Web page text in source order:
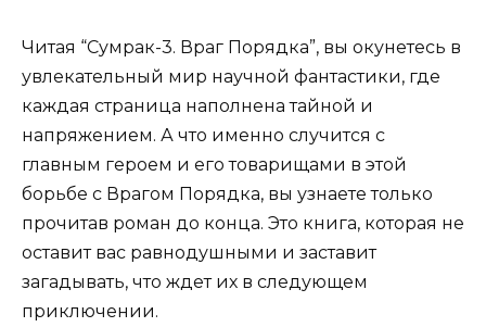
Читая “Сумрак-3. Враг Порядка”, вы окунетесь в
увлекательный мир научной фантастики, где
каждая страница наполнена тайной и
напряжением. А что именно случится с
главным героем и его товарищами в этой
борьбе с Врагом Порядка, вы узнаете только
прочитав роман до конца. Это книга, которая не
оставит вас равнодушными и заставит
загадывать, что ждет их в следующем
приключении.